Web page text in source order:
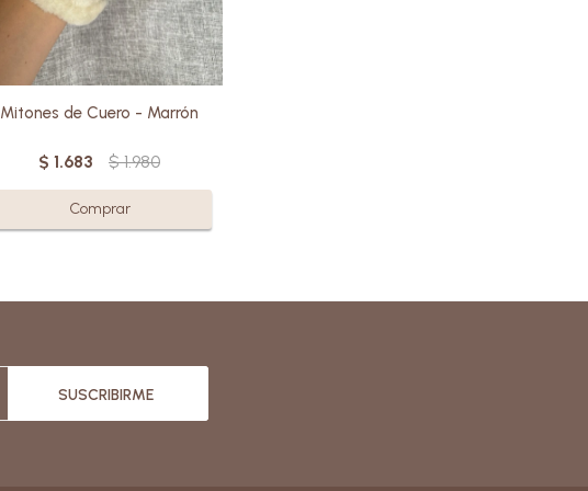
nobles.
Mitones de Cuero - Marrón
$ 1.683 $ 1.980
SUSCRIBIRME